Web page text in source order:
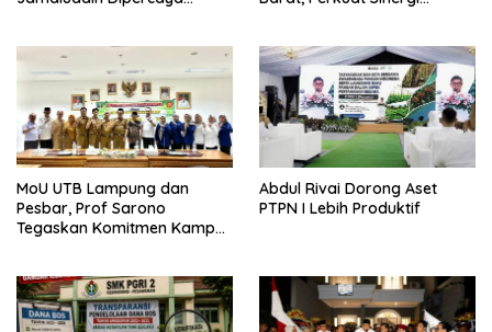
MoU UTB Lampung dan
Pesbar, Prof Sarono
Tegaskan Komitmen Kampus
Abdul Rivai Dorong Aset
PTPN I Lebih Produktif